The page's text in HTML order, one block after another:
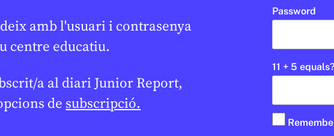
amb l'usuari i contrasenya
centre educatiu.
a al diari Junior Report,
de subscripció.
Password
11 + 5 equals?